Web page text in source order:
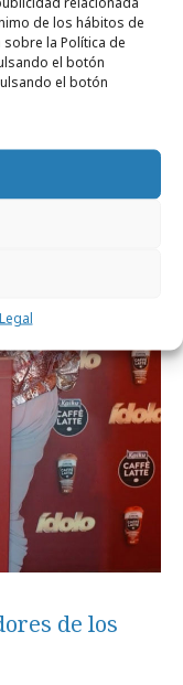
de los hábitos de
la Política de
el botón
el botón
de Kaiku
de los